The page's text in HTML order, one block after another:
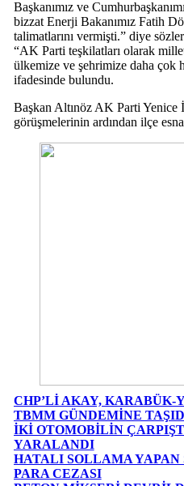
Başkanımız ve
bizzat Enerji Bakanımız Fatih
talimatlarını vermişti.” diye
“AK Parti teşkilatları olarak
ülkemize ve şehrimize daha çok
ifadesinde bulundu.
Başkan Altınöz AK Parti Yenice
görüşmelerinin ardından ilçe
CHP’Lİ AKAY, KARABÜK-
TBMM GÜNDEMİNE
İKİ OTOMOBİLİN
YARALANDI
HATALI SOLLAMA YAPAN
PARA CEZASI